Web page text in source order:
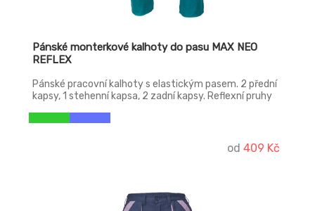
Pánské monterkové kalhoty do pasu MAX NEO
REFLEX
Pánské pracovní kalhoty s elastickým pasem. 2 přední
kapsy, 1 stehenní kapsa, 2 zadní kapsy. Reflexní pruhy
od 409 Kč